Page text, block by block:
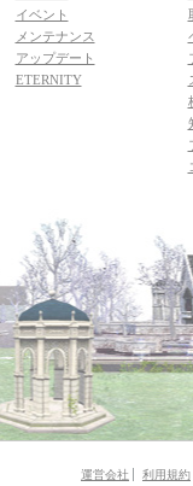
イベント
メンテナンス
アップデート
ETERNITY
運営会社 利用規約